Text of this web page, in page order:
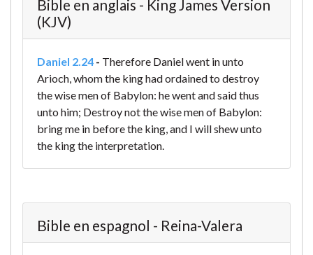
Bible en anglais - King James Version
(KJV)
Daniel 2.24 - Therefore Daniel went in unto
Arioch, whom the king had ordained to destroy
the wise men of Babylon: he went and said thus
unto him; Destroy not the wise men of Babylon:
bring me in before the king, and I will shew unto
the king the interpretation.
Bible en espagnol - Reina-Valera